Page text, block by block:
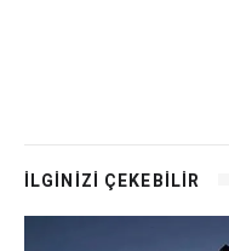
İLGİNİZİ ÇEKEBİLİR